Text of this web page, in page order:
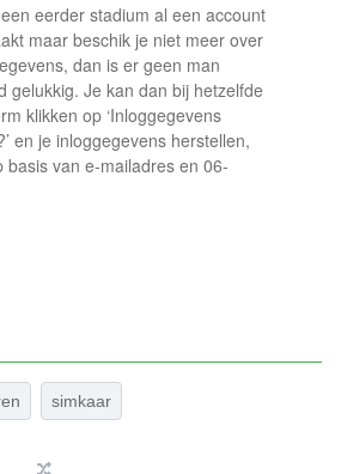
eerder stadium al een account
maar beschik je niet meer over
dan is er geen man
gelukkig. Je kan dan bij hetzelfde
klikken op ‘Inloggegevens
en je inloggegevens herstellen,
basis van e-mailadres en 06-
simkaar